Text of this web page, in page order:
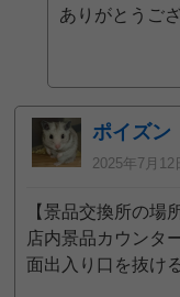
ありがとうご
ポイズン
2025年7月12
【景品交換所の場
店内景品カウンタ
面出入り口を抜け